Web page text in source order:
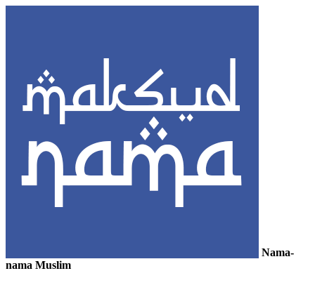
Nama-
nama Muslim